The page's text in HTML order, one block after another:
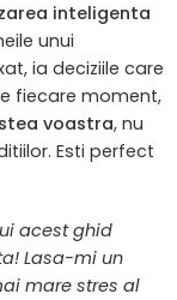
inteligenta
unui
ia deciziile care
fiecare moment,
voastra, nu
Esti perfect
acest ghid
Lasa-mi un
mare stres al